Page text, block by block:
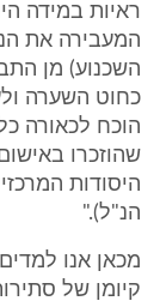
ראיות במידה
המעבירה את
השכנוע) מן
כחוט השערה
הוכח לכאורה
שהוזכרו
הנ"ל)."
מכאן אנו
קיומן של